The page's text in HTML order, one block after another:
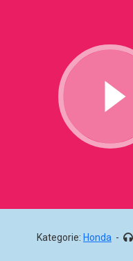
Kategorie: Honda -